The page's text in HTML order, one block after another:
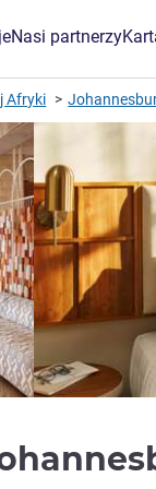
Nasi partnerzy
Afryki